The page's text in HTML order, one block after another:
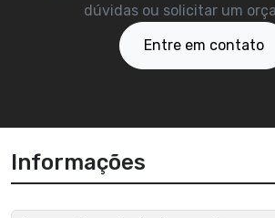
dúvidas ou solicitar um
Entre em contato
Informações